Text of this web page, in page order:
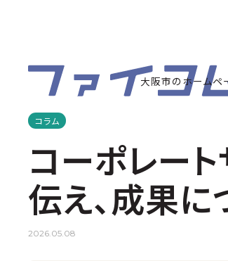
大阪市のホームペ
コラム
コーポレー
伝え、成果
2026.05.08